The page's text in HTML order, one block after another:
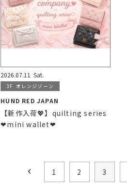
2026.07.11 Sat.
3F オレンジゾーン
HUND RED JAPAN
【新作入荷💖】quilting series
❤︎mini wallet❤︎
1 2 3